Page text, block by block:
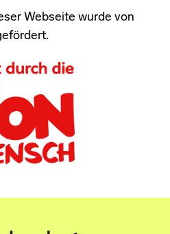
Webseite wurde von